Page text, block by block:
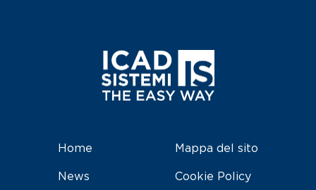
Home
News
Mappa del sito
Cookie Policy